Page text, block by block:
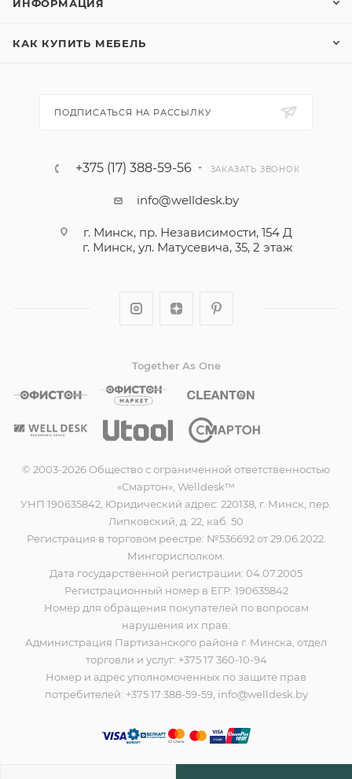
ИНФОРМАЦИЯ
КАК КУПИТЬ МЕБЕЛЬ
ПОДПИСАТЬСЯ НА РАССЫЛКУ
+375 (17) 388-59-56 ЗАКАЗАТЬ ЗВОНОК
info@welldesk.by
г. Минск, пр. Независимости, 154 Д
г. Минск, ул. Матусевича, 35, 2 этаж
Together As One
© 2003-2026 Общество с ограниченной ответственностью
«Смартон», Welldesk™
УНП 190635842, Юридический адрес: 220138, г. Минск, пер.
Липковский, д. 22, каб. 50
Регистрация в торговом реестре: №536692 от 29.06.2022.
Мингорисполком.
Дата государственной регистрации: 04.07.2005
Регистрационный номер в ЕГР: 190635842
Номер для обращения покупателей по вопросам
нарушения их прав:
Администрация Партизанского района г. Минска, отдел
торговли и услуг: +375 17 360-10-94
Номер и адрес уполномоченных по защите прав
потребителей: +375 17 388-59-59, info@welldesk.by